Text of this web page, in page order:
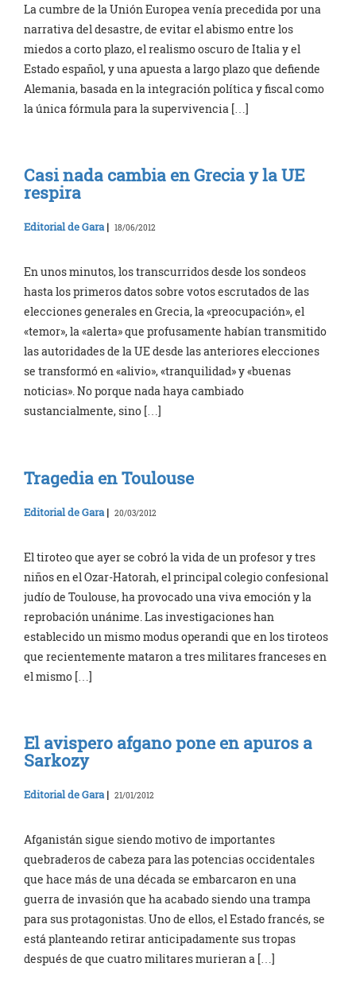
La cumbre de la Unión Europea venía precedida por una
narrativa del desastre, de evitar el abismo entre los
miedos a corto plazo, el realismo oscuro de Italia y el
Estado español, y una apuesta a largo plazo que defiende
Alemania, basada en la integración política y fiscal como
la única fórmula para la supervivencia […]
Casi nada cambia en Grecia y la UE
respira
Editorial de Gara | 18/06/2012
En unos minutos, los transcurridos desde los sondeos
hasta los primeros datos sobre votos escrutados de las
elecciones generales en Grecia, la «preocupación», el
«temor», la «alerta» que profusamente habían transmitido
las autoridades de la UE desde las anteriores elecciones
se transformó en «alivio», «tranquilidad» y «buenas
noticias». No porque nada haya cambiado
sustancialmente, sino […]
Tragedia en Toulouse
Editorial de Gara | 20/03/2012
El tiroteo que ayer se cobró la vida de un profesor y tres
niños en el Ozar-Hatorah, el principal colegio confesional
judío de Toulouse, ha provocado una viva emoción y la
reprobación unánime. Las investigaciones han
establecido un mismo modus operandi que en los tiroteos
que recientemente mataron a tres militares franceses en
el mismo […]
El avispero afgano pone en apuros a
Sarkozy
Editorial de Gara| 21/01/2012
Afganistán sigue siendo motivo de importantes
quebraderos de cabeza para las potencias occidentales
que hace más de una década se embarcaron en una
guerra de invasión que ha acabado siendo una trampa
para sus protagonistas. Uno de ellos, el Estado francés, se
está planteando retirar anticipadamente sus tropas
después de que cuatro militares murieran a […]